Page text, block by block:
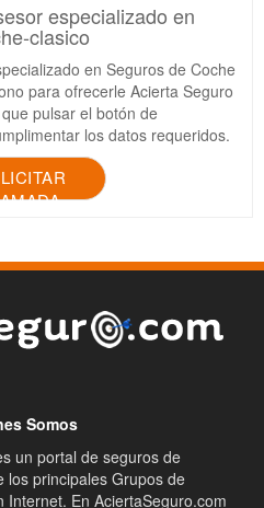
especializado en
clasico
en Seguros de Coche
para ofrecerle Acierta Seguro
pulsar el botón de
los datos requeridos.
Somos
un portal de seguros de
principales Grupos de
En AciertaSeguro.com